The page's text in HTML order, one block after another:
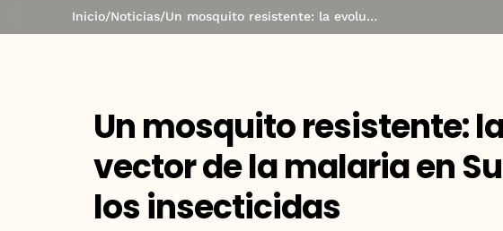
Inicio/Noticias/ Un mosquito resistente: la evolución del vector de la malaria en Sudamérica frente a los insecticidas
Un mosquito resistente:
vector de la malaria en
los insecticidas